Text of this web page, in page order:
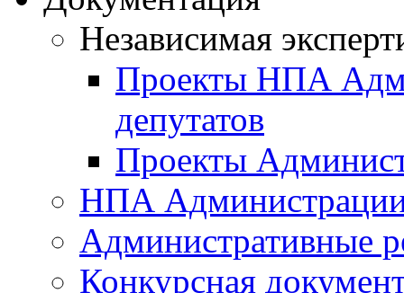
Независимая
Проекты НПА
депутатов
Проекты
НПА
Административные
Конкурсная